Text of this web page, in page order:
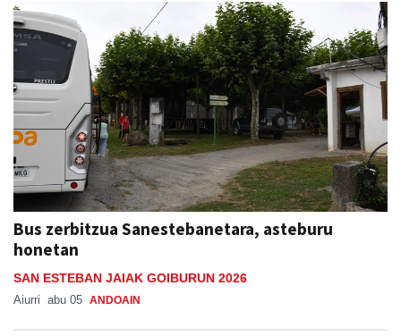
Bus zerbitzua Sanestebanetara, asteburu
honetan
SAN ESTEBAN JAIAK GOIBURUN 2026
Aiurri abu 05 ANDOAIN